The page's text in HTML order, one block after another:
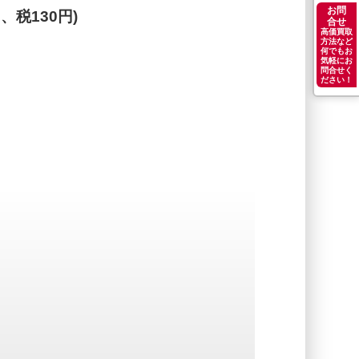
お問
合せ
高価買取
方法など
何でもお
気軽にお
問合せく
ださい！
税130円)